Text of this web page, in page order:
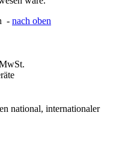
- nach oben
national, internationaler